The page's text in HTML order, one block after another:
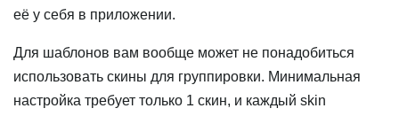
её у себя в приложении.
Для шаблонов вам вообще может не понадобиться
использовать скины для группировки. Минимальная
настройка требует только 1 скин, и каждый skin